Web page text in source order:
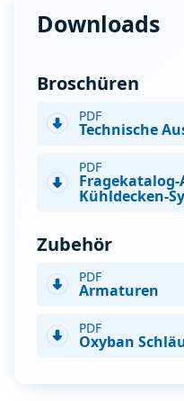
Downloads
Broschüren
PDF
Technische
PDF
Kühldecken-
Zubehör
PDF
Armaturen
PDF
Oxyban